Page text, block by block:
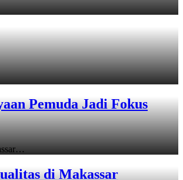
Pemuda Jadi Fokus
di Makassar